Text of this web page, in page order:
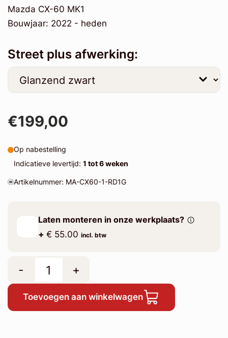
Mazda CX-60 MK1
Bouwjaar: 2022 - heden
Street plus afwerking:
€199,00
Op nabestelling
Indicatieve levertijd: 1 tot 6 weken
Artikelnummer: MA-CX60-1-RD1G
Laten monteren in onze werkplaats?
+ € 55.00 incl. btw
- +
Toevoegen aan winkelwagen